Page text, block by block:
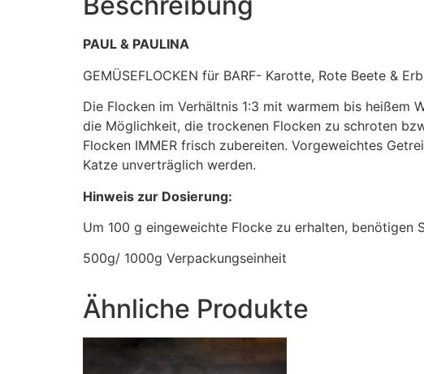
PAUL & PAULINA
GEMÜSEFLOCKEN für BARF- Karotte, Rote Beete &
Die Flocken im Verhältnis 1:3 mit warmem bis heißem
die Möglichkeit, die trockenen Flocken zu schroten
Flocken IMMER frisch zubereiten. Vorgeweichtes
Katze unverträglich werden.
Hinweis zur Dosierung:
Um 100 g eingeweichte Flocke zu erhalten, benötigen
500g/ 1000g Verpackungseinheit
Ähnliche Produkte